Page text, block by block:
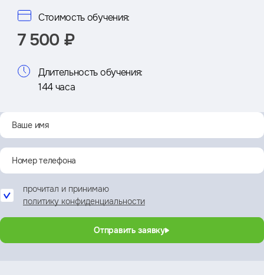
Стоимость обучения:
7 500 ₽
Длительность обучения:
144 часа
прочитал и принимаю
политику конфиденциальности
Отправить заявку